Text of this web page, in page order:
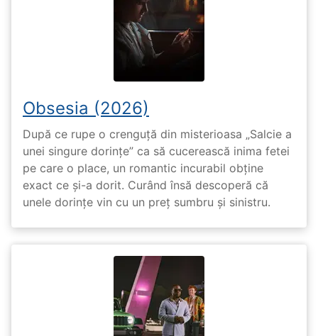
Obsesia (2026)
După ce rupe o crenguță din misterioasa „Salcie a
unei singure dorințe” ca să cucerească inima fetei
pe care o place, un romantic incurabil obține
exact ce și-a dorit. Curând însă descoperă că
unele dorințe vin cu un preț sumbru și sinistru.